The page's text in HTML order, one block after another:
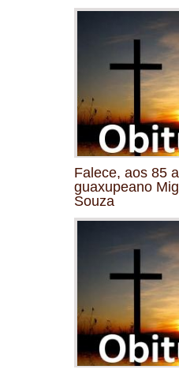
Falece, aos 85
guaxupeano
Souza